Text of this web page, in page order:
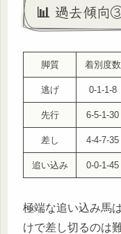
📊 過去傾向
脚質 着別度数
逃げ 0-1-1-8
先行 6-5-1-30
差し 4-4-7-35
追い込み 0-0-1-45
極端な追い込み馬
けで差し切るのは